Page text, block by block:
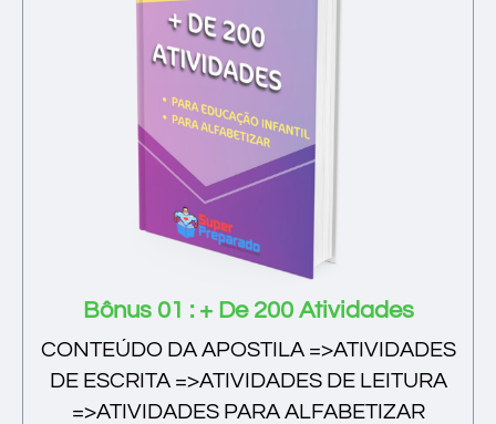
Bônus 01 : + De 200 Atividades
CONTEÚDO DA APOSTILA =>ATIVIDADES
DE ESCRITA =>ATIVIDADES DE LEITURA
=>ATIVIDADES PARA ALFABETIZAR